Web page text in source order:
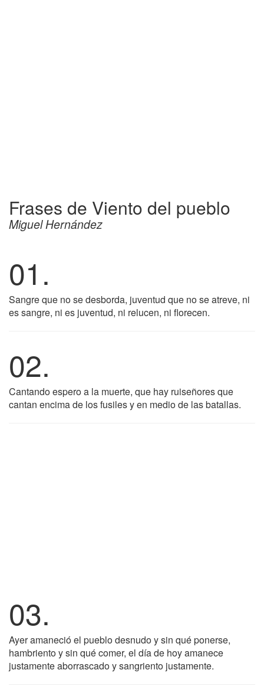
Frases de Viento del pueblo
Miguel Hernández
01.
Sangre que no se desborda, juventud que no se atreve, ni
es sangre, ni es juventud, ni relucen, ni florecen.
02.
Cantando espero a la muerte, que hay ruiseñores que
cantan encima de los fusiles y en medio de las batallas.
03.
Ayer amaneció el pueblo desnudo y sin qué ponerse,
hambriento y sin qué comer, el día de hoy amanece
justamente aborrascado y sangriento justamente.